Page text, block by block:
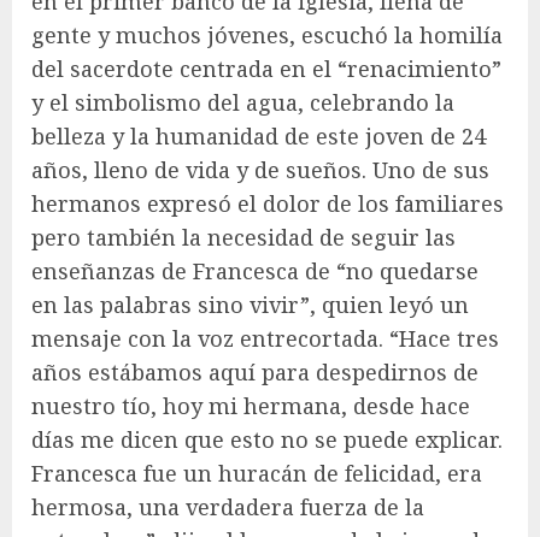
gente y muchos jóvenes, escuchó la homilía
del sacerdote centrada en el “renacimiento”
y el simbolismo del agua, celebrando la
belleza y la humanidad de este joven de 24
años, lleno de vida y de sueños. Uno de sus
hermanos expresó el dolor de los familiares
pero también la necesidad de seguir las
enseñanzas de Francesca de “no quedarse
en las palabras sino vivir”, quien leyó un
mensaje con la voz entrecortada. “Hace tres
años estábamos aquí para despedirnos de
nuestro tío, hoy mi hermana, desde hace
días me dicen que esto no se puede explicar.
Francesca fue un huracán de felicidad, era
hermosa, una verdadera fuerza de la